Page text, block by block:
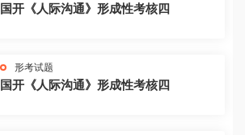
国开《人际沟通》形成性考核四
形考试题
国开《人际沟通》形成性考核四